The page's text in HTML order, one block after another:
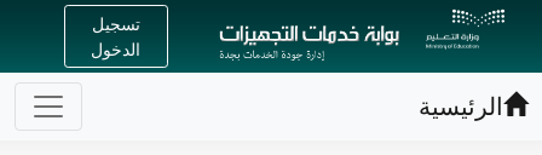
تسجيل
الدخول
الرئيسية